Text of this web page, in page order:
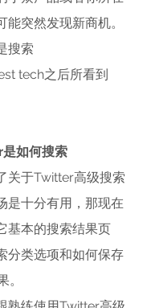
能突然发现新商机。
搜索
tech之后所看到
如何搜索
关于Twitter高级搜索
是十分有用，那现在
基本的搜索结果页
分类选项和如何保存
。